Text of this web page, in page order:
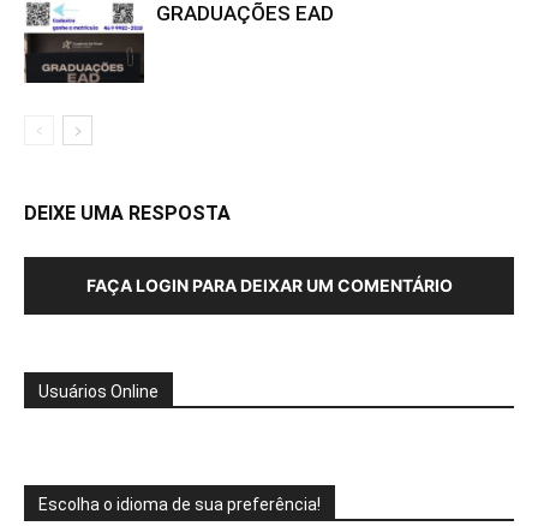
GRADUAÇÕES EAD
DEIXE UMA RESPOSTA
FAÇA LOGIN PARA DEIXAR UM COMENTÁRIO
Usuários Online
Escolha o idioma de sua preferência!